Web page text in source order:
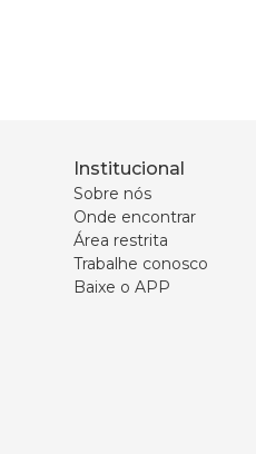
Institucional
Sobre nós
Onde encontrar
Área restrita
Trabalhe conosco
Baixe o APP